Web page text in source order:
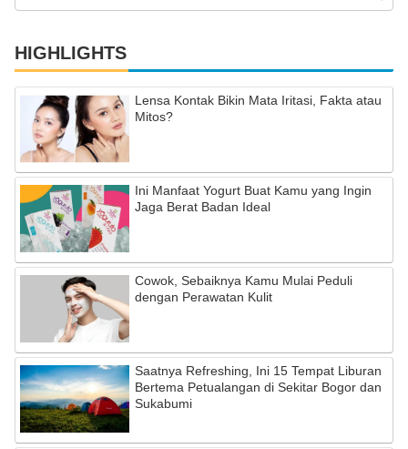
HIGHLIGHTS
Lensa Kontak Bikin Mata Iritasi, Fakta atau
Mitos?
Ini Manfaat Yogurt Buat Kamu yang Ingin
Jaga Berat Badan Ideal
Cowok, Sebaiknya Kamu Mulai Peduli
dengan Perawatan Kulit
Saatnya Refreshing, Ini 15 Tempat Liburan
Bertema Petualangan di Sekitar Bogor dan
Sukabumi